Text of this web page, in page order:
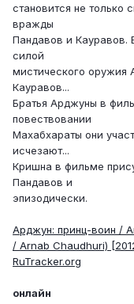
становится не только
вражды
Пандавов и Кауравов.
силой
мистического
Кауравов...
Братья Арджуны в
повествовании
Махабхараты они
исчезают...
Кришна в фильме
Пандавов и
эпизодически.
Арджун: принц-воин /
/ Arnab Chaudhuri)
RuTracker.org
онлайн